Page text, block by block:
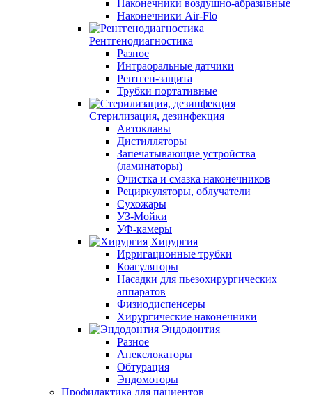
Наконечники воздушно-абразивные
Наконечники Air-Flo
Рентгенодиагностика
Разное
Интраоральные датчики
Рентген-защита
Трубки портативные
Стерилизация, дезинфекция
Автоклавы
Дистилляторы
Запечатывающие устройства
(ламинаторы)
Очистка и смазка наконечников
Рециркуляторы, облучатели
Сухожары
УЗ-Мойки
УФ-камеры
Хирургия
Ирригационные трубки
Коагуляторы
Насадки для пьезохирургических
аппаратов
Физиодиспенсеры
Хирургические наконечники
Эндодонтия
Разное
Апекслокаторы
Обтурация
Эндомоторы
Профилактика для пациентов